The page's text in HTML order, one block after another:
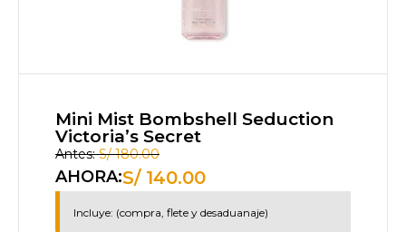
Mini Mist Bombshell Seduction
Victoria’s Secret
Antes:S/180.00
AHORA:S/140.00
Incluye: (compra, flete y desaduanaje)